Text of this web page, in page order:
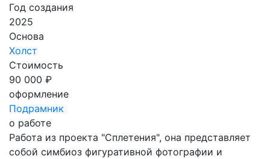
Год создания
2025
Основа
Холст
Стоимость
90 000 ₽
оформление
Подрамник
о работе
Работа из проекта "Сплетения", она представляет
собой симбиоз фигуративной фотографии и